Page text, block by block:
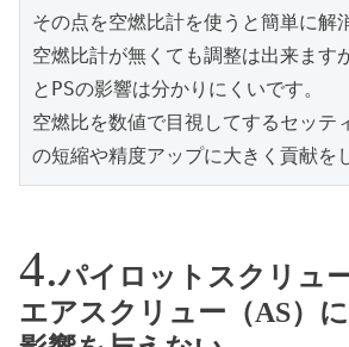
その点を空燃比計を使うと簡単に解
空燃比計が無くても調整は出来ます
とPSの影響は分かりにくいです。
空燃比を数値で目視してするセッテ
の短縮や精度アップに大きく貢献を
パイロットスクリュ
エアスクリュー（AS）